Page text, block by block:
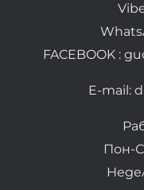
FACEBOOK :
E-mail:
Пон-